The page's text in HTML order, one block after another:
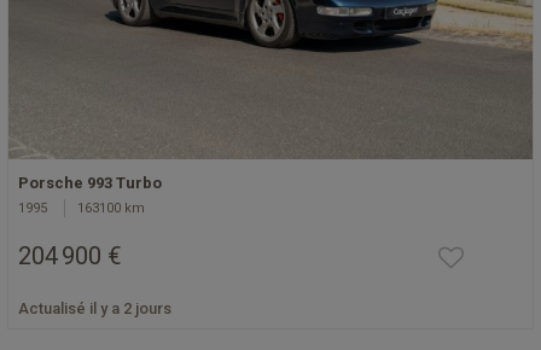
Porsche 993 Turbo
1995 163100 km
204 900 €
Actualisé il y a 2 jours